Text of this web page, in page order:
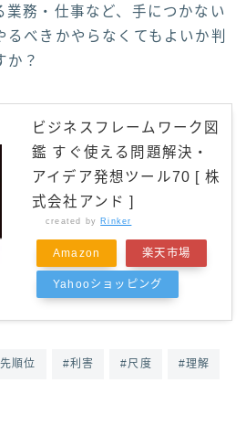
業務・仕事など、手につかない
るべきかやらなくてもよいか判
か？
ビジネスフレームワーク図
鑑 すぐ使える問題解決・
アイデア発想ツール70 [ 株
式会社アンド ]
created by Rinker
Amazon 楽天市場
Yahooショッピング
順位 #利害 #尺度 #理解